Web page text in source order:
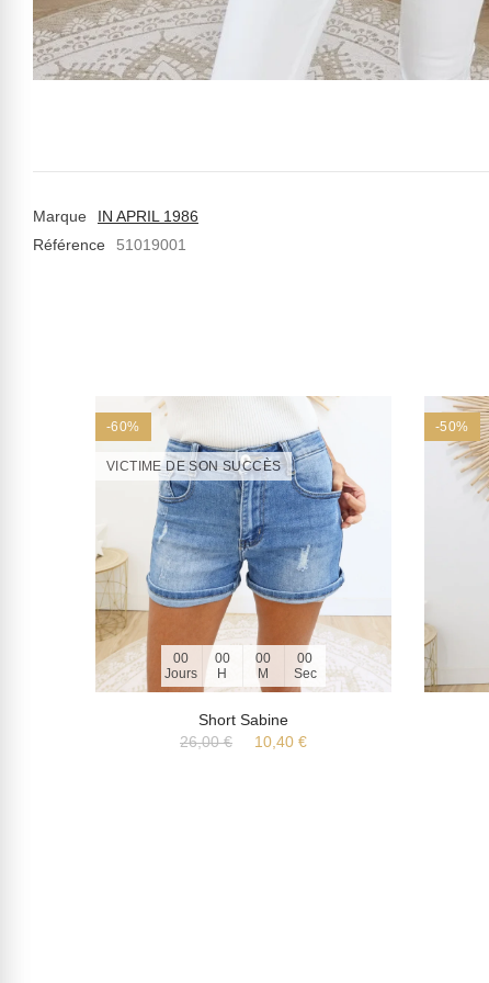
Marque
IN APRIL 1986
Référence
51019001
-60%
VICTIME DE SON SUCCÈS
00
Jours
00
H
00
M
00
Sec
Short Sabine
26,00 €
10,40 €
-50%